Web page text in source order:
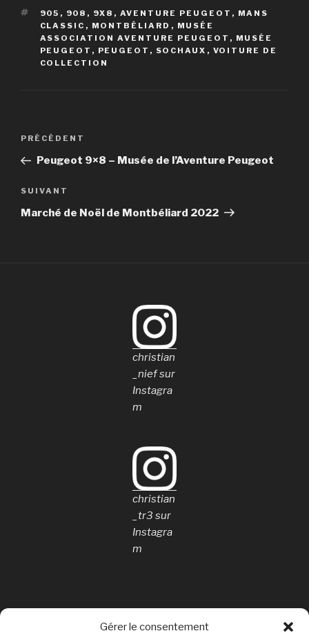
Gérer le consentement
ÉTIQUETTES
905 , 908 , 9X8 , AVENTURE PEUGEOT , MANS
CLASSIC , MONTBÉLIARD , MUSÉE
ASSOCIATION AVENTURE PEUGEOT , MUSÉE
PEUGEOT , PEUGEOT , SOCHAUX , VOITURE DE
COLLECTION
Navigation
l’article
Article
précédent
PRÉCÉDENT
Peugeot 9×8 – Musée de l’Aventure Peugeot
Article
suivant
SUIVANT
Marché de Noël de Montbéliard 2022
christian
_nief sur
Instagra
m
christian
_tr3 sur
Instagra
m